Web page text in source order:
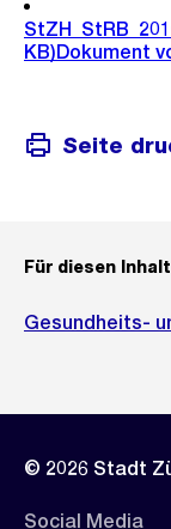
KB)Dokument
Seite
Für diesen
Gesundheits-
© 2026 Stadt
Social Media